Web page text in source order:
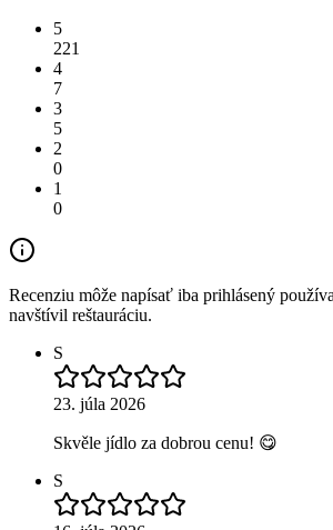
5
221
4
7
3
5
2
0
1
0
Recenziu môže napísať iba prihlásený
navštívil reštauráciu.
S
23. júla 2026
Skvěle jídlo za dobrou cenu! 😋
S